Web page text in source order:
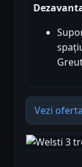
Vezi oferta